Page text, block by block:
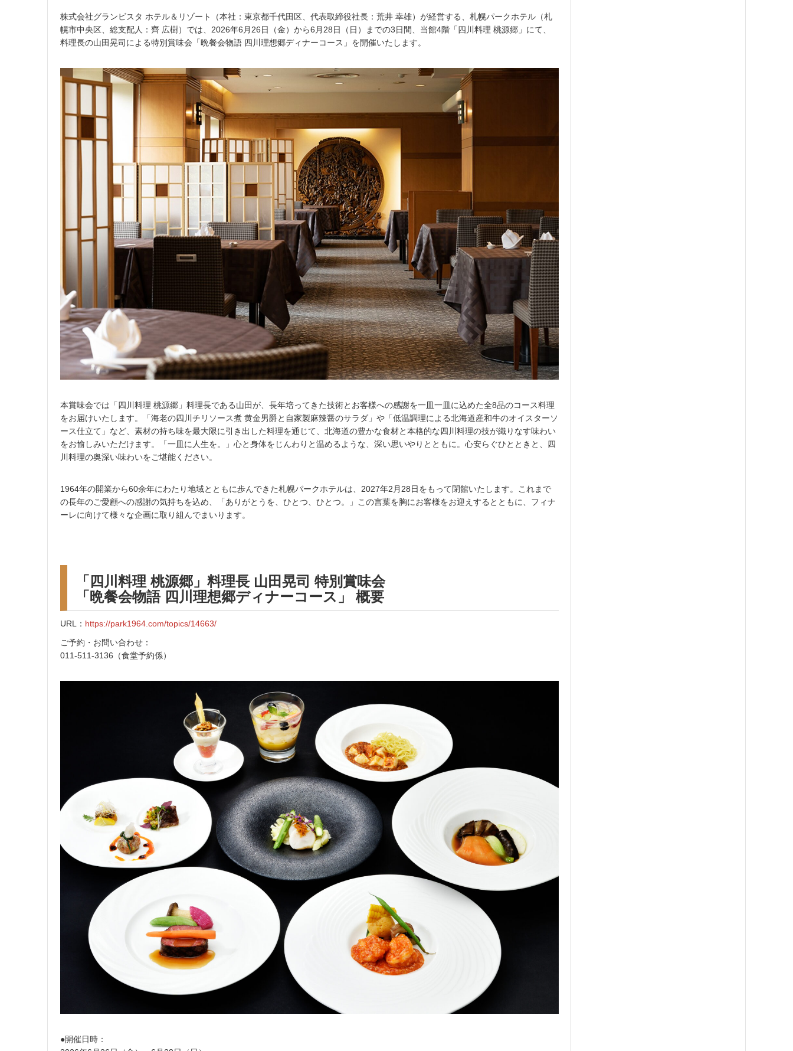
株式会社グランビスタ ホテル＆リゾート（本社：東京都千代田区、代表取締役社長：荒井 幸雄）が経営する、札幌パークホテル（札
幌市中央区、総支配人：齊 広樹）では、2026年6月26日（金）から6月28日（日）までの3日間、当館4階「四川料理 桃源郷」にて、
料理長の山田晃司による特別賞味会「晩餐会物語 四川理想郷ディナーコース」を開催いたします。
本賞味会では「四川料理 桃源郷」料理長である山田が、長年培ってきた技術とお客様への感謝を一皿一皿に込めた全8品のコース料理
をお届けいたします。「海老の四川チリソース煮 黄金男爵と自家製麻辣醤のサラダ」や「低温調理による北海道産和牛のオイスターソ
ース仕立て」など、素材の持ち味を最大限に引き出した料理を通じて、北海道の豊かな食材と本格的な四川料理の技が織りなす味わい
をお愉しみいただけます。「一皿に人生を。」心と身体をじんわりと温めるような、深い思いやりとともに。心安らぐひとときと、四
川料理の奥深い味わいをご堪能ください。
1964年の開業から60余年にわたり地域とともに歩んできた札幌パークホテルは、2027年2月28日をもって閉館いたします。これまで
の長年のご愛顧への感謝の気持ちを込め、「ありがとうを、ひとつ、ひとつ。」この言葉を胸にお客様をお迎えするとともに、フィナ
ーレに向けて様々な企画に取り組んでまいります。
「四川料理 桃源郷」料理長 山田晃司 特別賞味会
「晩餐会物語 四川理想郷ディナーコース」 概要
URL： https://park1964.com/topics/14663/
ご予約・お問い合わせ：
011-511-3136（食堂予約係）
●開催日時：